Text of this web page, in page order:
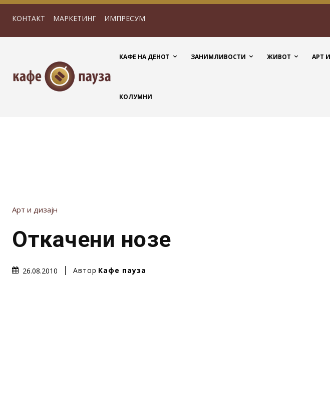
КОНТАКТ МАРКЕТИНГ ИМПРЕСУМ
КАФЕ НА ДЕНОТ ЗАНИМЛИВОСТИ ЖИВОТ АРТ
КОЛУМНИ
Арт и дизајн
Откачени нозе
26.08.2010 Автор Кафе пауза